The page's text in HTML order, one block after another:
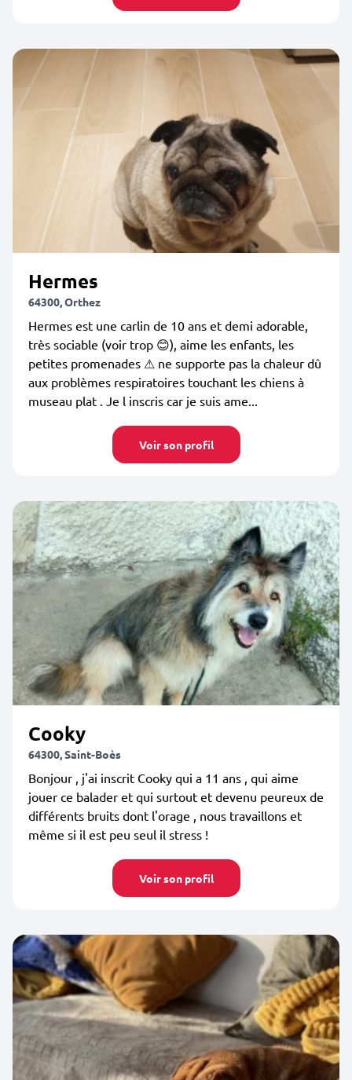
Hermes
64300, Orthez
Hermes est une carlin de 10 ans et demi adorable,
très sociable (voir trop 😊), aime les enfants, les
petites promenades ⚠ ne supporte pas la chaleur dû
aux problèmes respiratoires touchant les chiens à
museau plat . Je l inscris car je suis ame...
Voir son profil
Cooky
64300, Saint-Boès
Bonjour , j'ai inscrit Cooky qui a 11 ans , qui aime
jouer ce balader et qui surtout et devenu peureux de
différents bruits dont l'orage , nous travaillons et
même si il est peu seul il stress !
Voir son profil